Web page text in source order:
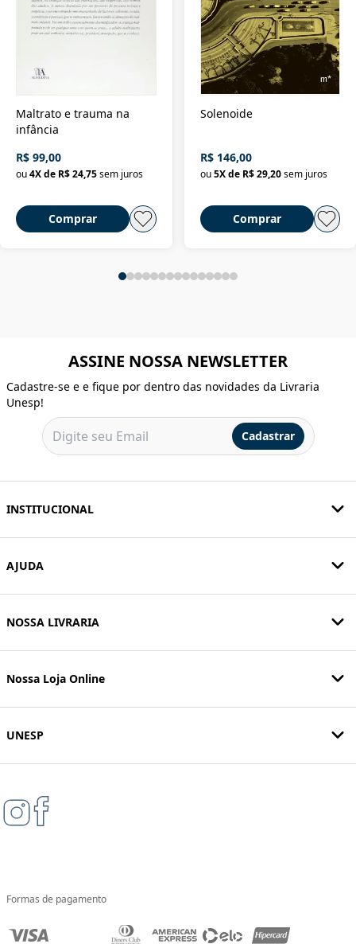
Maltrato e trauma na
infância
R$ 99,00
ou4X de R$ 24,75sem juros
Comprar
Solenoide
R$ 146,00
ou 5X de R$ 29,20 sem juros
Comprar
ASSINE NOSSA NEWSLETTER
Cadastre-se e e fique por dentro das novidades da Livraria
Unesp!
Cadastrar
INSTITUCIONAL
AJUDA
NOSSA LIVRARIA
Nossa Loja Online
UNESP
Formas de pagamento